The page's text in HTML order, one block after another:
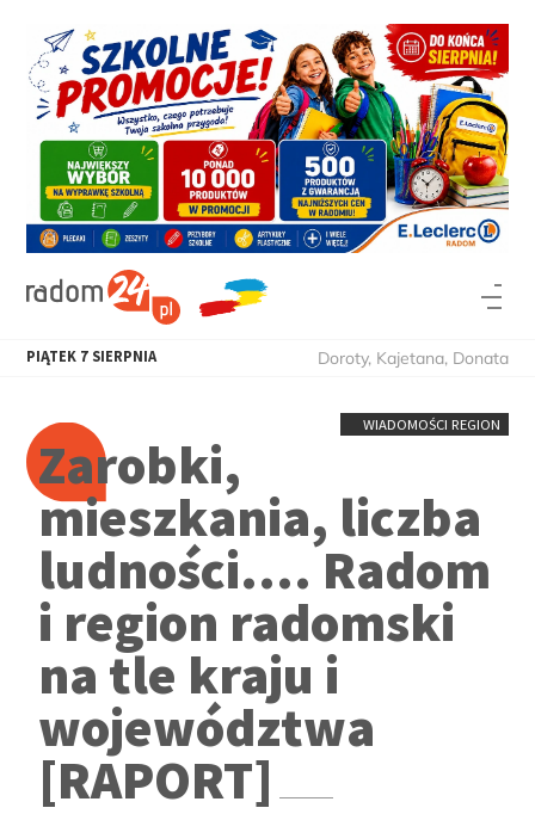
PIĄTEK 7 SIERPNIA Doroty, Kajetana, Donata
WIADOMOŚCI REGION
Zarobki,
mieszkania, liczba
ludności.... Radom
i region radomski
na tle kraju i
województwa
[RAPORT]